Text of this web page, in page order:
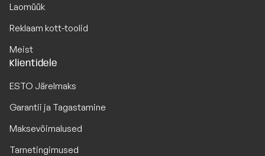
Laomüük
Reklaam kott-toolid
Meist
Klientidele
ESTO Järelmaks
Garantii ja Tagastamine
Maksevõimalused
Tarnetingimused